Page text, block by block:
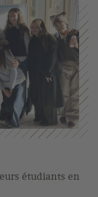
étudiants en